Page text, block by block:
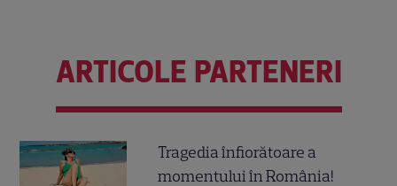
ARTICOLE PARTENERI
Tragedia înfiorătoare a
momentului în România!